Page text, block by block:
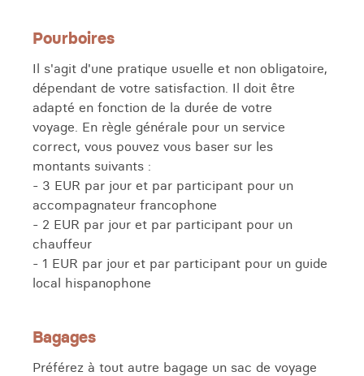
Pourboires
Il s'agit d'une pratique usuelle et non obligatoire,
dépendant de votre satisfaction. Il doit être
adapté en fonction de la durée de votre
voyage. En règle générale pour un service
correct, vous pouvez vous baser sur les
montants suivants :
- 3 EUR par jour et par participant pour un
accompagnateur francophone
- 2 EUR par jour et par participant pour un
chauffeur
- 1 EUR par jour et par participant pour un guide
local hispanophone
Bagages
Préférez à tout autre bagage un sac de voyage